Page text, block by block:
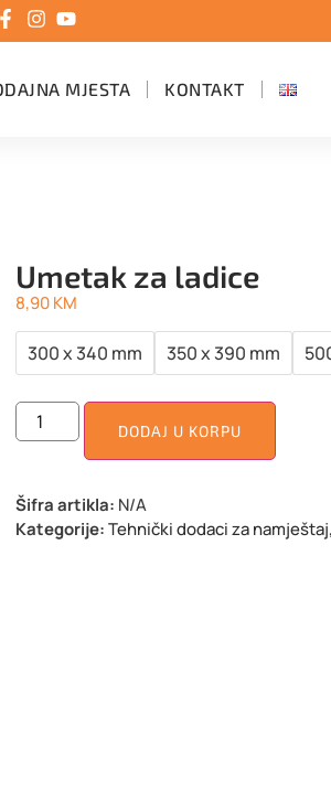
MJESTA KONTAKT
Umetak za ladice
8,90KM
300 x 340 mm 350 x 390 mm
DODAJ U KORPU
Šifra artikla: N/A
Kategorije:Tehnički dodaci za namještaj,